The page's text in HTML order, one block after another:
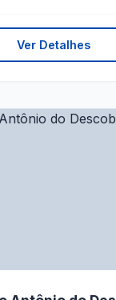
Ver Detalhes